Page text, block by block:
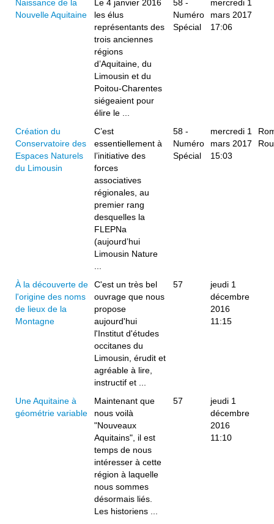
Naissance de la
Nouvelle Aquitaine
Le 4 janvier 2016
les élus
représentants des
trois anciennes
régions
d’Aquitaine, du
Limousin et du
Poitou-Charentes
siégeaient pour
élire le ...
58 -
Numéro
Spécial
mercredi 1
mars 2017
17:06
Création du
Conservatoire des
Espaces Naturels
du Limousin
C’est
essentiellement à
l’initiative des
forces
associatives
régionales, au
premier rang
desquelles la
FLEPNa
(aujourd’hui
Limousin Nature
58 -
Numéro
Spécial
mercredi 1
mars 2017
15:03
À la découverte de
l'origine des noms
de lieux de la
Montagne
C'est un très bel
ouvrage que nous
propose
aujourd'hui
l'Institut d'études
occitanes du
Limousin, érudit et
agréable à lire,
instructif et ...
57
jeudi 1
décembre
2016
11:15
Une Aquitaine à
géométrie variable
Maintenant que
nous voilà
"Nouveaux
Aquitains", il est
temps de nous
intéresser à cette
région à laquelle
nous sommes
désormais liés.
Les historiens ...
57
jeudi 1
décembre
2016
11:10